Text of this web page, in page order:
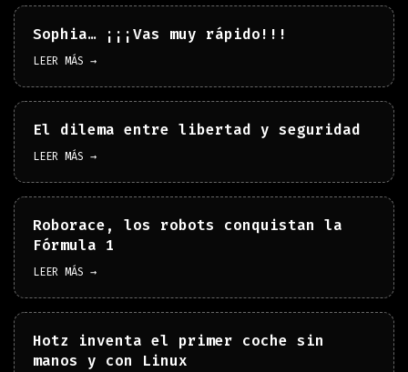
Sophia… ¡¡¡Vas muy rápido!!!
LEER MÁS →
El dilema entre libertad y seguridad
LEER MÁS →
Roborace, los robots conquistan la
Fórmula 1
LEER MÁS →
Hotz inventa el primer coche sin
manos y con Linux